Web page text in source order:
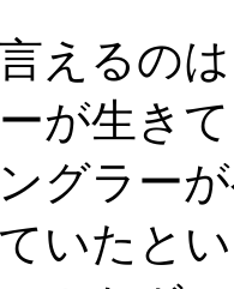
えるの
が生き
グラー
いたと